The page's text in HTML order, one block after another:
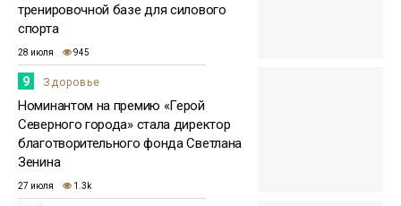
тренировочной базе для силового
спорта
28 июля 945
9 Здоровье
Номинантом на премию «Герой
Северного города» стала директор
благотворительного фонда Светлана
Зенина
27 июля 1.3k